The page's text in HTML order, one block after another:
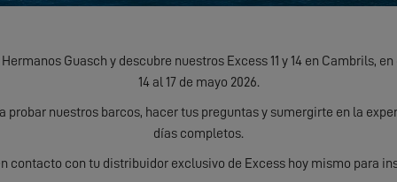
Guasch y descubre nuestros Excess 11 y 14 en Cambrils,
14 al 17 de mayo 2026.
probar nuestros barcos, hacer tus preguntas y sumergirte en la
días completos.
contacto con tu distribuidor exclusivo de Excess hoy mismo para